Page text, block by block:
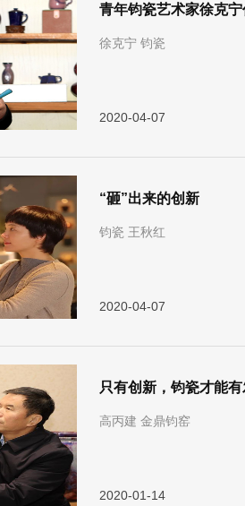
青年钧瓷艺术家徐克
徐克宁 钧瓷
2020-04-07
“砸”出来的创新
钧瓷 王秋红
2020-04-07
只有创新，钧瓷才能
高丙建 金鼎钧窑
2020-01-14